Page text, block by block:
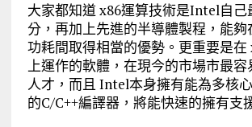
大家都知道 x86運算技術是Intel自己
分，再加上先進的半導體製程，能夠
功耗間取得相當的優勢。更重要是在
上運作的軟體，在現今的市場市最容
人才，而且 Intel本身擁有能為多核
的C/C++編譯器，將能快速的擁有支